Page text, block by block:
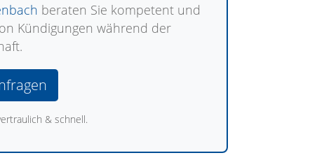
beraten Sie kompetent und
Kündigungen während der
& schnell.